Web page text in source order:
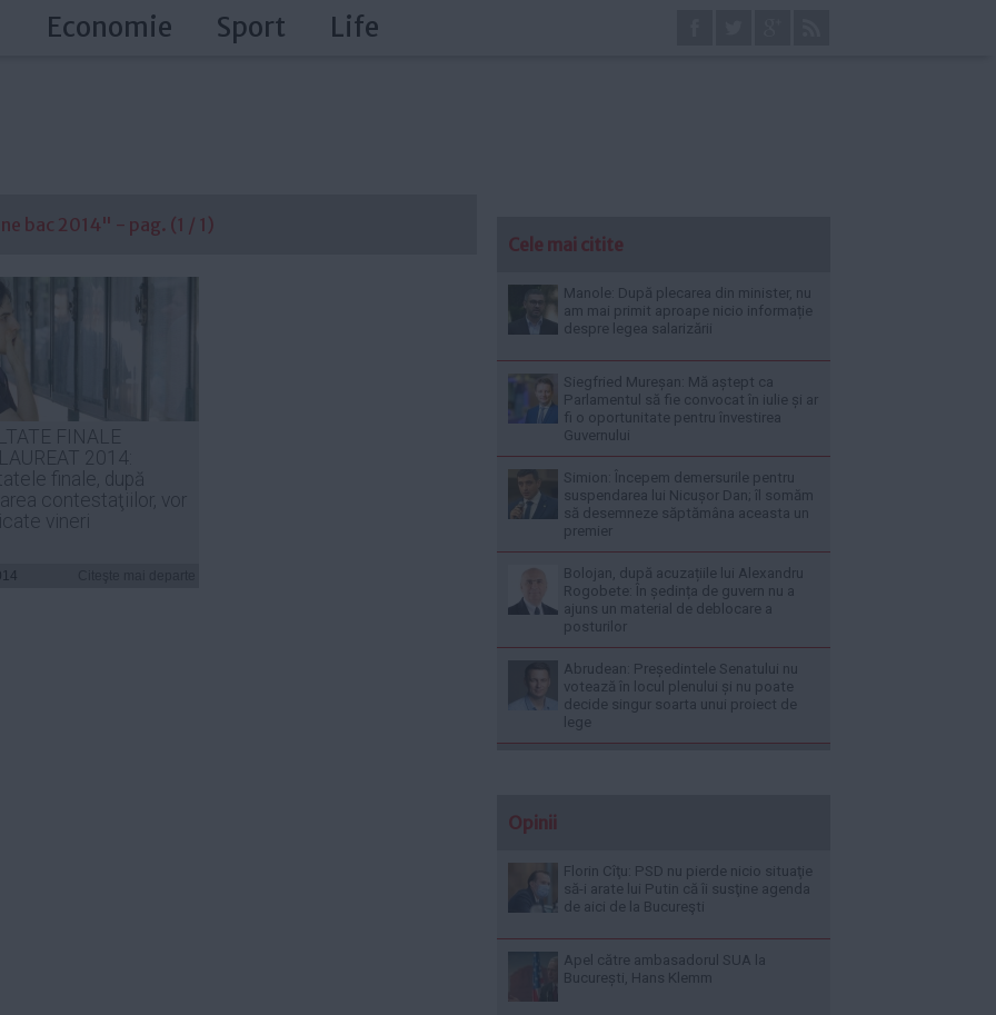
Economie Sport Life
bac 2014" - pag. (1 / 1)
FINALE
2014:
finale, după
contestaţiilor, vor
vineri
Cele mai citite
Manole: După plecarea din minister, nu
am mai primit aproape nicio informație
despre legea salarizării
Siegfried Mureșan: Mă aștept ca
Parlamentul să fie convocat în iulie și ar
fi o oportunitate pentru învestirea
Guvernului
Simion: Începem demersurile pentru
suspendarea lui Nicușor Dan; îl somăm
să desemneze săptămâna aceasta un
premier
Bolojan, după acuzațiile lui Alexandru
Rogobete: În ședința de guvern nu a
ajuns un material de deblocare a
posturilor
Abrudean: Președintele Senatului nu
votează în locul plenului și nu poate
decide singur soarta unui proiect de
lege
Opinii
Florin Cîţu: PSD nu pierde nicio situaţie
să-i arate lui Putin că îi susţine agenda
de aici de la Bucureşti
Apel către ambasadorul SUA la
București, Hans Klemm